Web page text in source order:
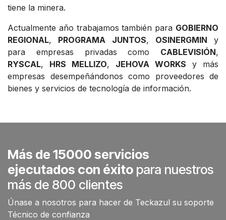
tiene la minera.
Actualmente año trabajamos también para GOBIERNO
REGIONAL, PROGRAMA JUNTOS, OSINERGMIN y
para empresas privadas como CABLEVISIÓN,
RYSCAL, HRS MELLIZO, JEHOVA WORKS y más
empresas desempeñándonos como proveedores de
bienes y servicios de tecnología de información.
Más de 15000 servicios
ejecutados con éxito para nuestros
más de 800 clientes
Únase a nosotros para hacer de Teckazul su soporte
Técnico de confianza